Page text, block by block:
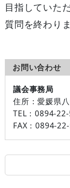
目指していた
質問を終わりま
お問い合わせ
議会事務局
住所：愛媛県
TEL：0894-
FAX：0894-